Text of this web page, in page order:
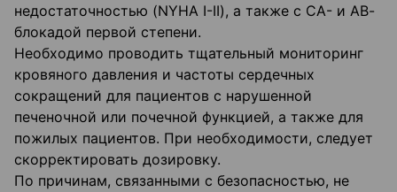
недостаточностью (NYHA I-II), а также с СА- и АВ-
блокадой первой степени.
Необходимо проводить тщательный мониторинг
кровяного давления и частоты сердечных
сокращений для пациентов с нарушенной
печеночной или почечной функцией, а также для
пожилых пациентов. При необходимости, следует
скорректировать дозировку.
По причинам, связанными с безопасностью, не